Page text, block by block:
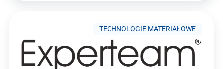
TECHNOLOGIE MATERIAŁOWE